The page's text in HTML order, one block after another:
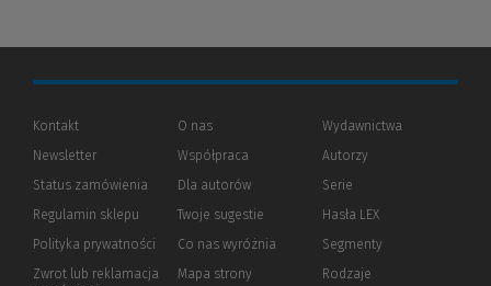
Kontakt
Newsletter
Status zamówienia
Regulamin sklepu
Polityka prywatności (Nowe
(Link
innej
Zwrot lub reklamacja
O nas
Współpraca
Dla autorów(Nowe
(Link
innej
strony)
Twoje sugestie
Co nas wyróżnia
Mapa strony
Wydawnictwa
Autorzy
Serie
Hasła LEX
Segmenty
Rodzaje